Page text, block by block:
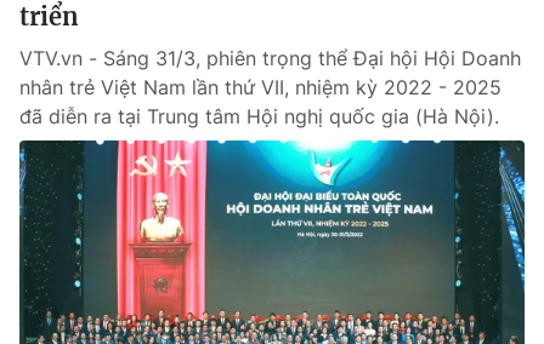
triển
VTV.vn - Sáng 31/3, phiên trọng thể Đại hội Hội Doanh
nhân trẻ Việt Nam lần thứ VII, nhiệm kỳ 2022 - 2025
đã diễn ra tại Trung tâm Hội nghị quốc gia (Hà Nội).